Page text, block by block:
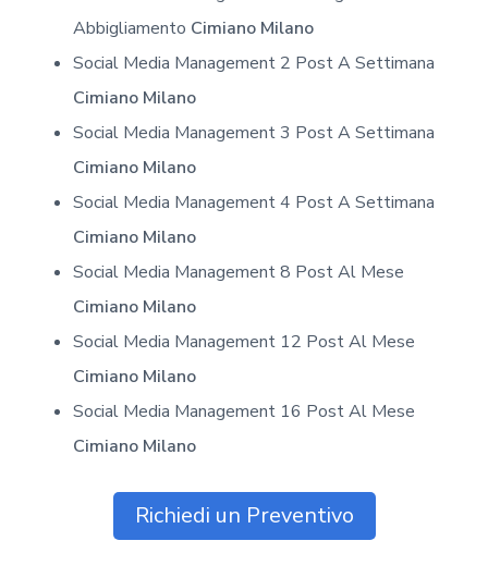
Abbigliamento Cimiano Milano
Social Media Management 2 Post A Settimana
Cimiano Milano
Social Media Management 3 Post A Settimana
Cimiano Milano
Social Media Management 4 Post A Settimana
Cimiano Milano
Social Media Management 8 Post Al Mese
Cimiano Milano
Social Media Management 12 Post Al Mese
Cimiano Milano
Social Media Management 16 Post Al Mese
Cimiano Milano
Richiedi un Preventivo